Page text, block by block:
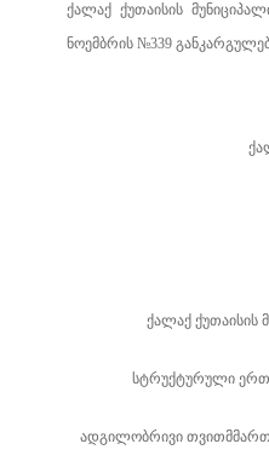
ქალაქ ქუთაისის
ნოემბრის №339
ქალაქ ქუთაისის
სტრუქტურული
ადგილობრივი